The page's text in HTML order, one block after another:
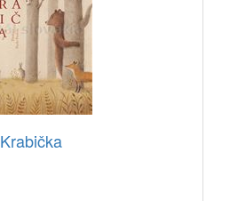
Krabička